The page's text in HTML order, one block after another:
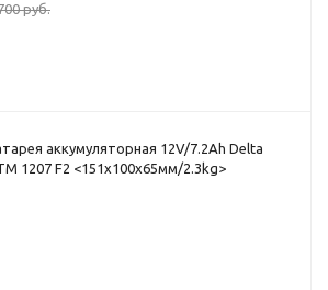
руб.
аккумуляторная 12V/7.2Ah Delta
1207 F2 <151x100x65мм/2.3kg>